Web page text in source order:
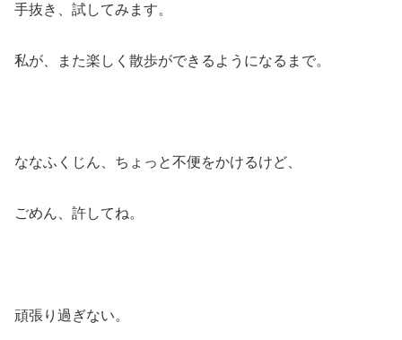
手抜き、試してみます。
私が、また楽しく散歩ができるようになるまで。
ななふくじん、ちょっと不便をかけるけど、
ごめん、許してね。
頑張り過ぎない。